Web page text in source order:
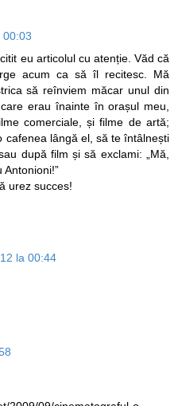
00:03
eu articolul cu atenție. Văd că
acum ca să îl recitesc. Mă
să reînviem măcar unul din
erau înainte în orașul meu,
comerciale, și filme de artă;
cafenea lângă el, să te întâlnești
după film și să exclami: „Mă,
Antonioni!”
urez succes!
la 00:44